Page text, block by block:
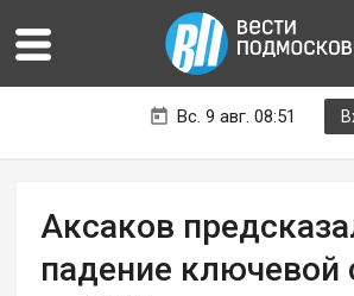
Вс. 9 авг. 08:51
Аксаков
падение ключевой